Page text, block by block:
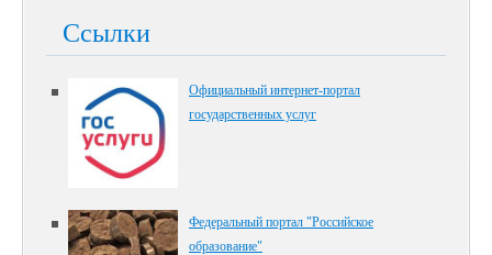
Ссылки
Официальный интернет-портал
государственных услуг
Федеральный портал "Российское
образование"